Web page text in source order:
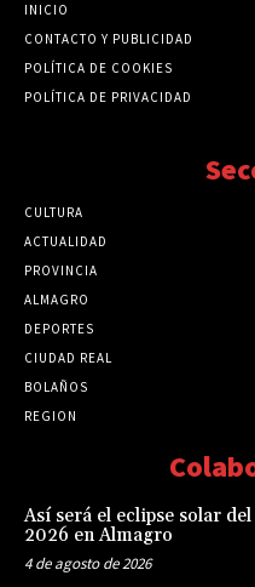
INICIO
CONTACTO Y PUBLICIDAD
POLÍTICA DE COOKIES
POLÍTICA DE PRIVACIDAD
CULTURA
ACTUALIDAD
PROVINCIA
ALMAGRO
DEPORTES
CIUDAD REAL
BOLAÑOS
REGION
Así será el eclipse solar
2026 en Almagro
4 de agosto de 2026